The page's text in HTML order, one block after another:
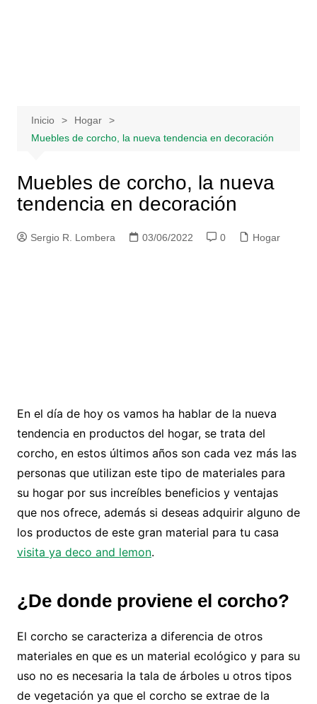
Inicio
Hogar
Muebles de corcho, la nueva tendencia en decoración
Muebles de corcho, la nueva
tendencia en decoración
Sergio R. Lombera 03/06/2022 0 Hogar
En el día de hoy os vamos ha hablar de la nueva
tendencia en productos del hogar, se trata del
corcho, en estos últimos años son cada vez más las
personas que utilizan este tipo de materiales para
su hogar por sus increíbles beneficios y ventajas
que nos ofrece, además si deseas adquirir alguno de
los productos de este gran material para tu casa
visita ya deco and lemon.
¿De donde proviene el corcho?
El corcho se caracteriza a diferencia de otros
materiales en que es un material ecológico y para su
uso no es necesaria la tala de árboles u otros tipos
de vegetación ya que el corcho se extrae de la